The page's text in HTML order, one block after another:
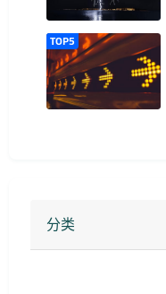
TOP5
分类